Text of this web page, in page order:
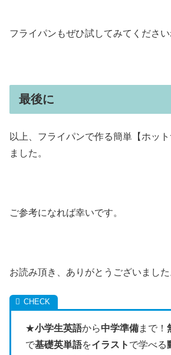
フライパンもぜひ試してみてください
最後に
以上、フライパンで作る簡単【ホッ
ました。
ご参考になれば幸いです。
お読み頂き、ありがとうございました
★小学生英語から中学準備まで！
で基礎英単語をイラスト で学べる